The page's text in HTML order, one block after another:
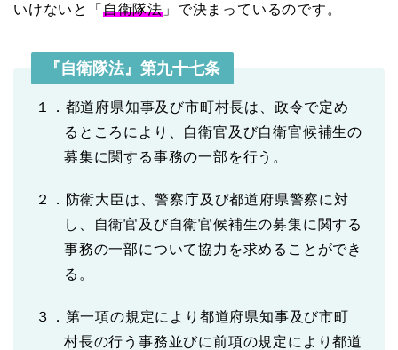
いけないと「 自衛隊法」で決まっているのです。
『自衛隊法』第九十七条
１．都道府県知事及び市町村長は、政令で定め
るところにより、自衛官及び自衛官候補生の
募集に関する事務の一部を行う。
２．防衛大臣は、警察庁及び都道府県警察に対
し、自衛官及び自衛官候補生の募集に関する
事務の一部について協力を求めることができ
る。
３．第一項の規定により都道府県知事及び市町
村長の行う事務並びに前項の規定により都道